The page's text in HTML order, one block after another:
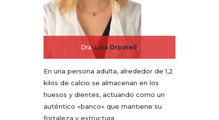
Dra.Laia Orpinell .
En una persona adulta, alrededor de 1,2
kilos de calcio se almacenan en los
huesos y dientes, actuando como un
auténtico «banco» que mantiene su
fortaleza y estructura.